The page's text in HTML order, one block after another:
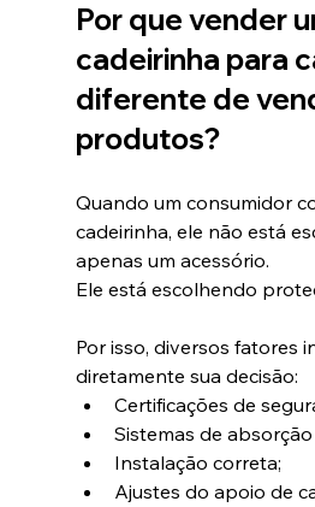
Por que vender
cadeirinha para
diferente de
produtos?
Quando um consumidor
cadeirinha, ele não está
apenas um acessório.
Ele está escolhendo
Por isso, diversos fatores
diretamente sua decisão:
Certificações de
Sistemas de
Instalação correta;
Ajustes do apoio de